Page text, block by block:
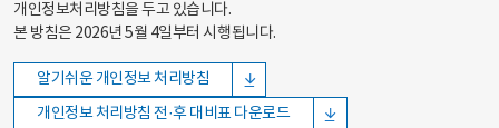
개인정보처리방침을 두고 있습니다.
본 방침은 2026년 5월 4일부터 시행됩니다.
알기쉬운 개인정보 처리방침
개인정보 처리방침 전·후 대비표 다운로드